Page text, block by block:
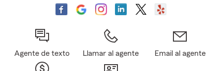
Agente de texto Llamar al agente Email al agente